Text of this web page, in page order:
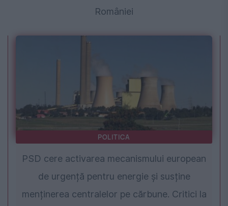
României
POLITICA
PSD cere activarea mecanismului european
de urgență pentru energie și susține
menținerea centralelor pe cărbune. Critici la